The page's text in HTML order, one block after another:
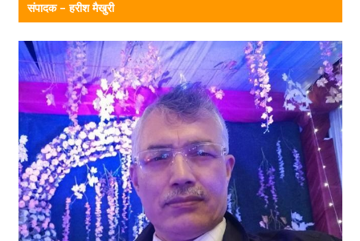
संपादक – हरीश मैखुरी